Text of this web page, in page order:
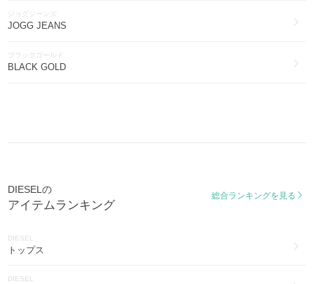
DIESEL
DIESEL
帽子(214)
スマホケース・テックアクセサリー(89)
ブライダル・パーティー(57)
アイウェア(41)
ジョグジーンズ
JOGG JEANS
ブラックゴールド
BLACK GOLD
DIESELの
アイテムランキング
総合ランキングを見る
DIESEL
トップス
DIESEL